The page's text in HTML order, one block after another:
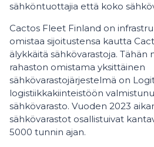
sähköntuottajia että koko
Cactos Fleet Finland on
omistaa sijoitustensa kautta
älykkäitä sähkövarastoja. Tähän
rahaston omistama yksittäinen
sähkövarastojärjestelmä on
logistiikkakiinteistöön
sähkövarasto. Vuoden 2023
sähkövarastot osallistuivat
5000 tunnin ajan.